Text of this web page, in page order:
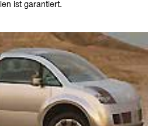
ist garantiert.